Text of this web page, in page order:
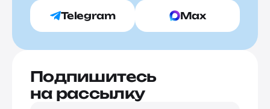
Telegram Max
Подпишитесь
на рассылку